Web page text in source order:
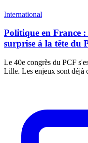
International
Politique en France :
surprise à la tête du
Le 40e congrès du PCF
Lille. Les enjeux sont déjà